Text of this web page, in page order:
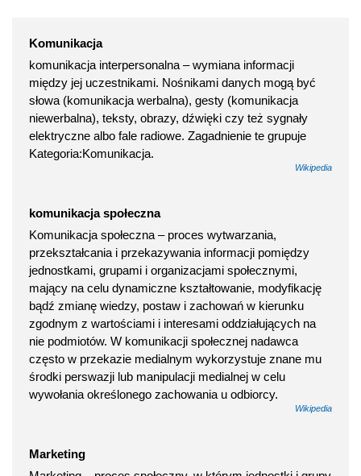
Komunikacja
komunikacja interpersonalna – wymiana informacji
między jej uczestnikami. Nośnikami danych mogą być
słowa (komunikacja werbalna), gesty (komunikacja
niewerbalna), teksty, obrazy, dźwięki czy też sygnały
elektryczne albo fale radiowe. Zagadnienie te grupuje
Kategoria:Komunikacja.
Wikipedia
komunikacja społeczna
Komunikacja społeczna – proces wytwarzania,
przekształcania i przekazywania informacji pomiędzy
jednostkami, grupami i organizacjami społecznymi,
mający na celu dynamiczne kształtowanie, modyfikację
bądź zmianę wiedzy, postaw i zachowań w kierunku
zgodnym z wartościami i interesami oddziałujących na
nie podmiotów. W komunikacji społecznej nadawca
często w przekazie medialnym wykorzystuje znane mu
środki perswazji lub manipulacji medialnej w celu
wywołania określonego zachowania u odbiorcy.
Wikipedia
Marketing